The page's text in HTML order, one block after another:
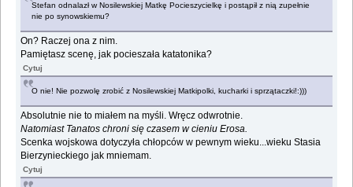
Stefan odnalazł w Nosilewskiej Matkę Pocieszycielkę i postąpił z nią zupełnie
nie po synowskiemu?
On? Raczej ona z nim.
Pamiętasz scenę, jak pocieszała katatonika?
Cytuj
O nie! Nie pozwolę zrobić z Nosilewskiej Matkipolki, kucharki i sprzątaczki!:)))
Absolutnie nie to miałem na myśli. Wręcz odwrotnie.
Natomiast Tanatos chroni się czasem w cieniu Erosa.
Scenka wojskowa dotyczyła chłopców w pewnym wieku...wieku Stasia
Bierzynieckiego jak mniemam.
Cytuj